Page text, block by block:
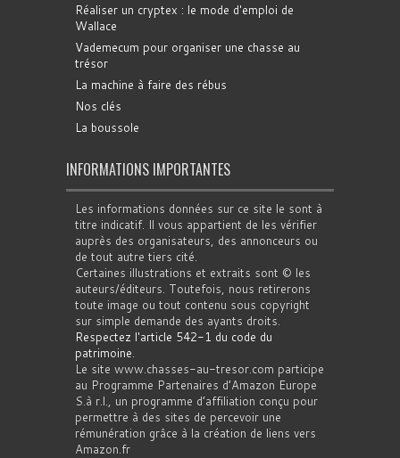
Réaliser un cryptex : le mode d'emploi de
Wallace
Vademecum pour organiser une chasse au
trésor
La machine à faire des rébus
Nos clés
La boussole
INFORMATIONS IMPORTANTES
Les informations données sur ce site le sont à
titre indicatif. Il vous appartient de les vérifier
auprès des organisateurs, des annonceurs ou
de tout autre tiers cité.
Certaines illustrations et extraits sont © les
auteurs/éditeurs. Toutefois, nous retirerons
toute image ou tout contenu sous copyright
sur simple demande des ayants droits.
Respectez l'article 542-1 du code du
patrimoine.
Le site www.chasses-au-tresor.com participe
au Programme Partenaires d’Amazon Europe
S.à r.l., un programme d’affiliation conçu pour
permettre à des sites de percevoir une
rémunération grâce à la création de liens vers
Amazon.fr